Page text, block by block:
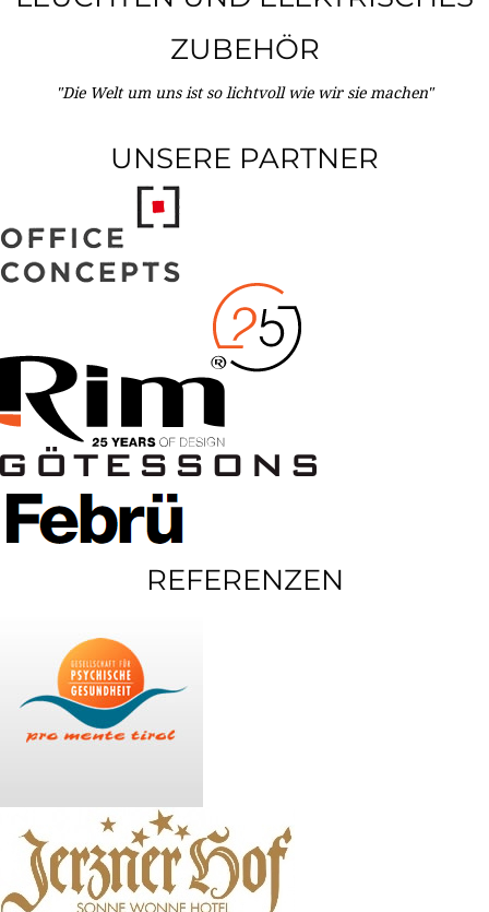
ZUBEHÖR
"Die Welt um uns ist so lichtvoll wie wir sie machen"
UNSERE PARTNER
REFERENZEN